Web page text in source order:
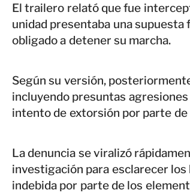
El trailero relató que fue
unidad presentaba una supuesta
obligado a detener su marcha.
Según su versión,
incluyendo presuntas
intento de extorsión por parte
La denuncia se viralizó
investigación para esclarecer
indebida por parte de los